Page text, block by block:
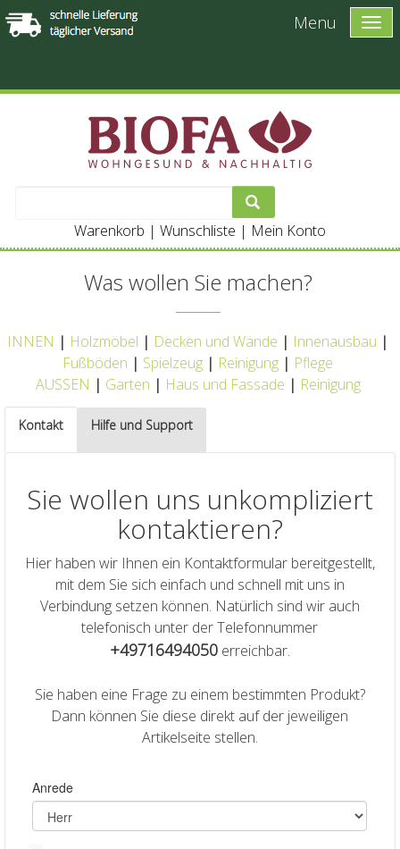
Menu
Warenkorb | Wunschliste | Mein Konto
Was wollen Sie machen?
INNEN | Holzmöbel | Decken und Wände | Innenausbau |
Fußböden | Spielzeug | Reinigung | Pflege
AUSSEN | Garten | Haus und Fassade | Reinigung
Kontakt Hilfe und Support
Sie wollen uns unkompliziert
kontaktieren?
Hier haben wir Ihnen ein Kontaktformular bereitgestellt,
mit dem Sie sich einfach und schnell mit uns in
Verbindung setzen können. Natürlich sind wir auch
telefonisch unter der Telefonnummer
+49716494050erreichbar.
Sie haben eine Frage zu einem bestimmten Produkt?
Dann können Sie diese direkt auf der jeweiligen
Artikelseite stellen.